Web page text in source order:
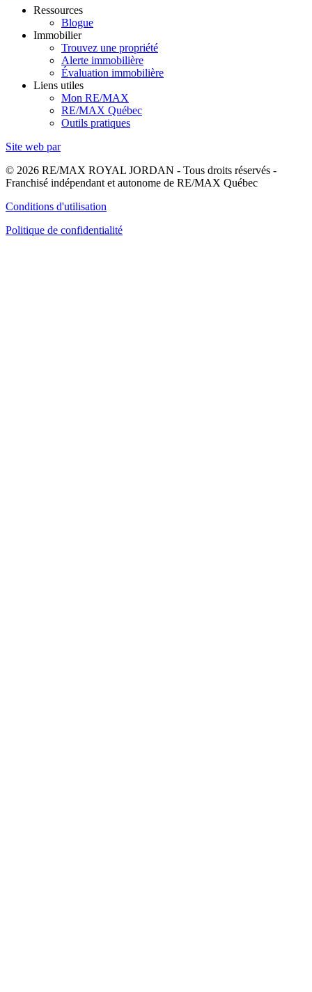
Ressources
Blogue
Immobilier
Trouvez une propriété
Alerte immobilière
Évaluation immobilière
Liens utiles
Mon RE/MAX
RE/MAX Québec
Outils pratiques
Site web par
© 2026 RE/MAX ROYAL JORDAN - Tous droits réservés -
Franchisé indépendant et autonome de RE/MAX Québec
Conditions d'utilisation
Politique de confidentialité